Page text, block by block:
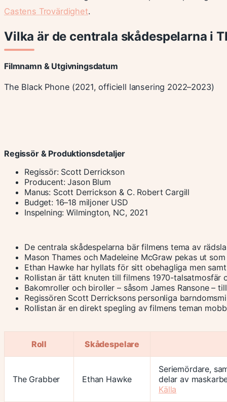
Castens Trovärdighet.
Vilka är de centrala skådespelarna i
Filmnamn & Utgivningsdatum
The Black Phone (2021, officiell lansering 2022–2023)
Regissör & Produktionsdetaljer
Regissör: Scott Derrickson
Producent: Jason Blum
Manus: Scott Derrickson & C. Robert Cargill
Budget: 16–18 miljoner USD
Inspelning: Wilmington, NC, 2021
De centrala skådespelarna bär filmens tema av
Mason Thames och Madeleine McGraw pekas ut
Ethan Hawke har hyllats för sitt obehagliga men
Rollistan är tätt knuten till filmens 1970-talsatmosfär
Bakomroller och biroller – såsom James Ransone –
Regissören Scott Derricksons personliga
Rollistan är en direkt spegling av filmens teman
Roll Skådespelare
The Grabber Ethan Hawke
Seriemördare,
delar av
Källa